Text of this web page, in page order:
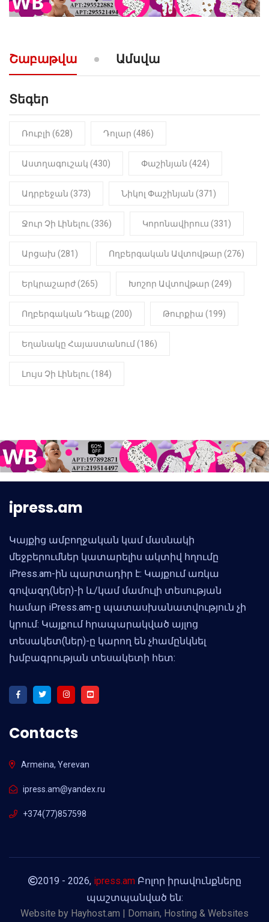
ՔԱՂԱՔԱԿԱՆ 10:52
«Լեզվիդ տալու փոխարեն
Սաղաթելյան (տեսանյութ)
Շաբաթվա Ամսվա
Տեգեր
Ռուբլի (628) Դոլար (486)
Աստղագուշակ (430) Փաշինյան (424)
Ադրբեջան (373) Նիկոլ Փաշինյան (371)
Ջուր Չի Լինելու (336) Կորոնավիրուս (331)
Արցախ (281) Ողբերգական Ավտովթար (276)
Երկրաշարժ (265) Խոշոր Ավտովթար (249)
Ողբերգական Դեպք (200) Թուրքիա (199)
Եղանակը Հայաստանում (186)
Լույս Չի Լինելու (184)
ipress.am
Կայքից ամբողջական կամ մասնակի
մեջբերումներ կատարելիս ակտիվ հղումը
iPress.am-ին պարտադիր է: Կայքում առկա
գովազդ(ներ)-ի և/կամ մամուլի տեսության
համար iPress.am-ը պատասխանատվություն չի
կրում: Կայքում հրապարակված այլոց
տեսակետ(ներ)-ը կարող են չհամընկնել
խմբագրության տեսակետի հետ:
Contacts
Armeina, Yerevan
ipress.am@yandex.ru
+374(77)857598
2019 - 2026, ipress.amԲոլոր իրավունքները
պաշտպանված են:
Website by Hayhost.am | Domain, Hosting & Websites